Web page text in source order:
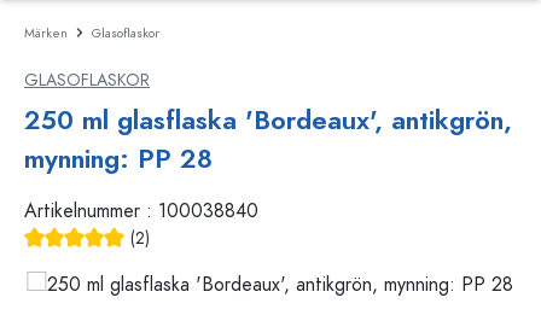
Märken Glasoflaskor
GLASOFLASKOR
250 ml glasflaska 'Bordeaux', antikgrön,
mynning: PP 28
Artikelnummer : 100038840
(2)